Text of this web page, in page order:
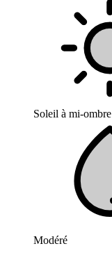
Soleil à mi-ombre
Modéré